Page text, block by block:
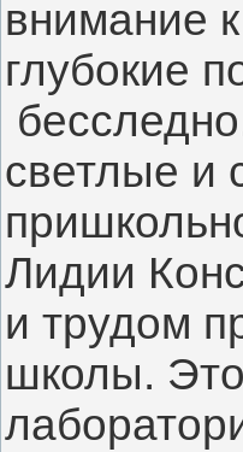
внимание
глубокие
светлые и
Лидии
и трудом
школы.